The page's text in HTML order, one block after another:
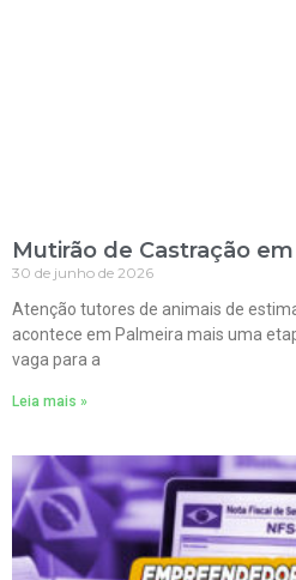
Mutirão de Castração
30 de junho de 2026
Atenção tutores de animais de
acontece em Palmeira mais uma
vaga para a
Leia mais »